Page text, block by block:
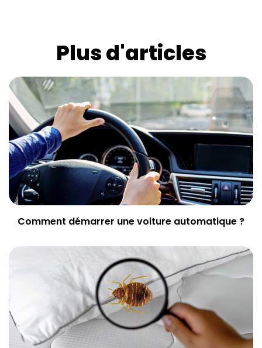
Plus d'articles
Comment démarrer une voiture automatique ?